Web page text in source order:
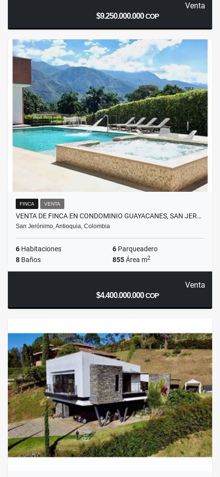
Venta
$9.250.000.000COP
FINCA VENTA
VENTA DE FINCA EN CONDOMINIO GUAYACANES, SAN JER…
San Jerónimo, Antioquia, Colombia
6 Habitaciones 6 Parqueadero
8 Baños 855Área m2
Venta
$4.400.000.000COP